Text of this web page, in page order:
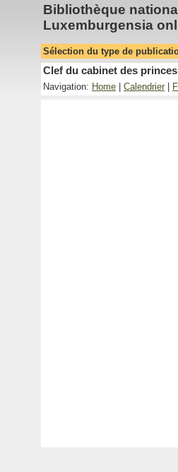
Bibliothèque
Luxemburgensia
Sélection du type de
Clef du cabinet des
Navigation: Home Calendrier